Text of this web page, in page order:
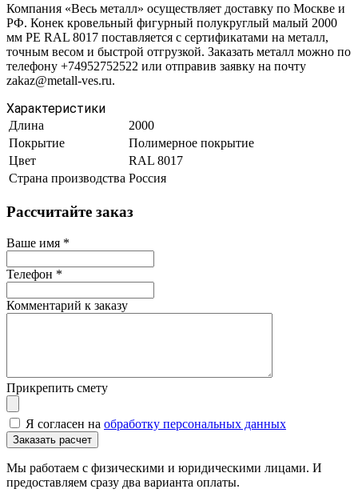
Компания «Весь металл» осуществляет доставку по Москве и
РФ. Конек кровельный фигурный полукруглый малый 2000
мм PE RAL 8017 поставляется с сертификатами на металл,
точным весом и быстрой отгрузкой. Заказать металл можно по
телефону +74952752522 или отправив заявку на почту
zakaz@metall-ves.ru.
Характеристики
Длина
2000
Покрытие
Полимерное покрытие
Цвет
RAL 8017
Страна производства Россия
Рассчитайте заказ
Ваше имя *
Телефон *
Комментарий к заказу
Прикрепить смету
Я согласен на обработку персональных данных
Мы работаем с физическими и юридическими лицами. И
предоставляем сразу два варианта оплаты.